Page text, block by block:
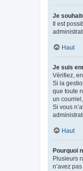
Je
Il est
Haut
Je suis
Vérifiez,
Si la
que toute
un
Si vous
Haut
Pourquoi
Plusieurs
n’avez